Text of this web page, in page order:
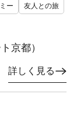
ー
友人との旅
京都）
詳しく見る